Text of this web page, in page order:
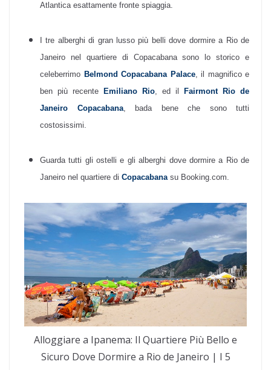
Atlantica esattamente fronte spiaggia.
I tre alberghi di gran lusso più belli dove dormire a Rio de
Janeiro nel quartiere di Copacabana sono lo storico e
celeberrimo Belmond Copacabana Palace, il magnifico e
ben più recente
Emiliano Rio, ed il
Fairmont Rio de
Janeiro Copacabana, bada bene che sono tutti
costosissimi.
Guarda tutti gli ostelli e gli alberghi dove dormire a Rio de
Janeiro nel quartiere di Copacabanasu Booking.com.
Alloggiare a Ipanema: Il Quartiere Più Bello e
Sicuro Dove Dormire a Rio de Janeiro | I 5